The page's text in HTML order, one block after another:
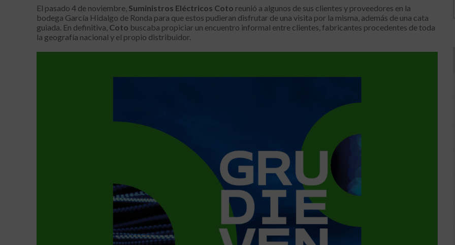
El pasado 4 de noviembre, Suministros Eléctricos Coto reunió a algunos de sus clientes y proveedores en la
bodega García Hidalgo de Ronda para que estos pudieran disfrutar de una visita por la misma, además de una cata
guiada. En definitiva, Coto buscaba propiciar un encuentro informal entre clientes, fabricantes procedentes de toda
la geografía nacional y el propio distribuidor.